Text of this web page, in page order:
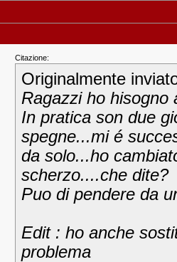
Citazione:
Originalmente
Ragazzi ho hisogno
In pratica son due
spegne...mi é
da solo...ho
scherzo....che dite?
Puo di pendere da
Edit : ho anche
problema